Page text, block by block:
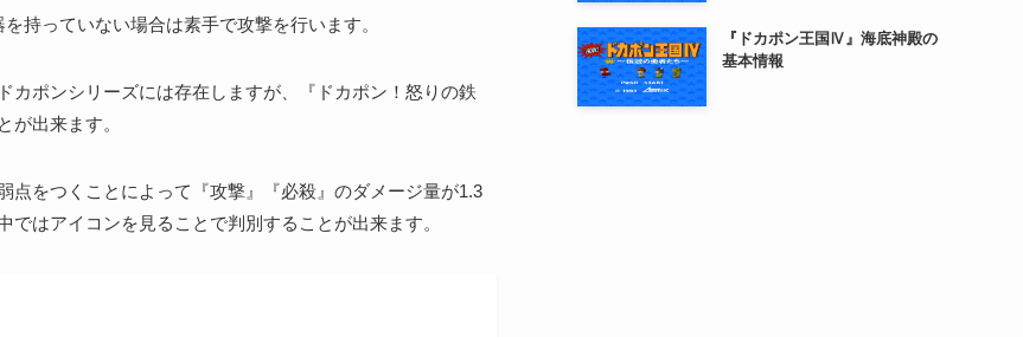
を持っていない場合は素手で攻撃を行います。
ポンシリーズには存在しますが、『ドカポン！怒りの鉄
が出来ます。
をつくことによって『攻撃』『必殺』のダメージ量が1.3
はアイコンを見ることで判別することが出来ます。
『ドカポン王国Ⅳ』海底神殿の
基本情報